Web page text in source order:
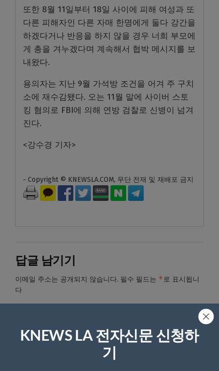
또한 8월 11일부터 18일 사이에 피해 여성과 또
다른 피해자인 다른 자매 한명에게 둘다 강간을
하겠다거나 반응을 하지 않을 경우 너희 부모에
게 총을 겨누겠다며 계속해서 협박 메시지를 보
내왔다.
용의자는 지난 9월 가석방 조건을 어겨 주 구치
소에 재수감됐다. 오는 11월 말에 사이버 스토
킹 혐의로 FBI에 의해 연방 검찰로 신병이 넘겨
진다.
<강수경 기자>
- Copyright © KNEWSLA.COM, 무단 전재 및 재배포 금지
답글 남기기
이메일 주소는 공개되지 않습니다. 필수 필드는 *로 표시됩니
다
KNEWS LA 전자신문 신청하
기